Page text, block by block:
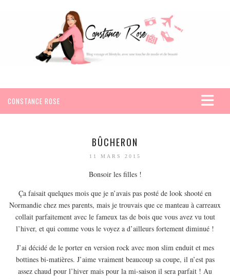
CONSTANCE ROSE
AMÉRIQUE
MEXIQUE
EUROPE
ESPAGNE
FRANCE
BÛCHERON
11 MARS 2015
Bonsoir les filles !
Ça faisait quelques mois que je n’avais pas posté de look shooté en
Normandie chez mes parents, mais je trouvais que ce manteau à carreaux
collait parfaitement avec le fameux tas de bois que vous avez vu tout
l’hiver, et qui comme vous le voyez a d’ailleurs fortement diminué !
J’ai décidé de le porter en version rock avec mon slim enduit et mes
bottines bi-matières. J’aime vraiment beaucoup sa coupe, il n’est pas
assez chaud pour l’hiver mais pour la mi-saison il sera parfait ! Au